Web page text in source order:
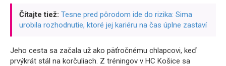
Čítajte tiež: Tesne pred pôrodom ide do rizika: Sima
urobila rozhodnutie, ktoré jej kariéru na čas úplne zastaví
Jeho cesta sa začala už ako päťročnému chlapcovi, keď
prvýkrát stál na korčuliach. Z tréningov v HC Košice sa